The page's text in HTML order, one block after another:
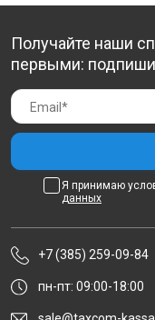
Получайте наши
первыми:
Я принимаю
данных
+7 (385) 259-09-84
пн-пт: 09:00-18:00